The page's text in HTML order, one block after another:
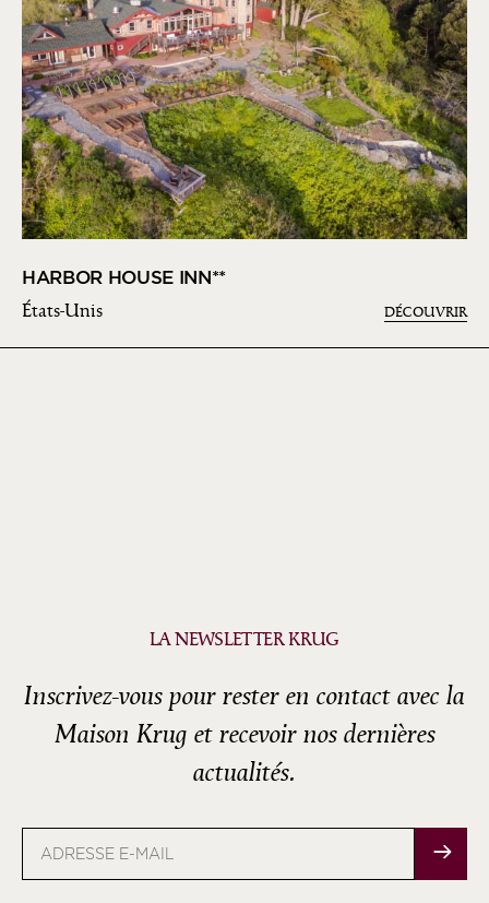
HARBOR HOUSE INN**
États-Unis DÉCOUVRIR
LA NEWSLETTER KRUG
Inscrivez-vous pour rester en contact avec la
Maison Krug et recevoir nos dernières
actualités.